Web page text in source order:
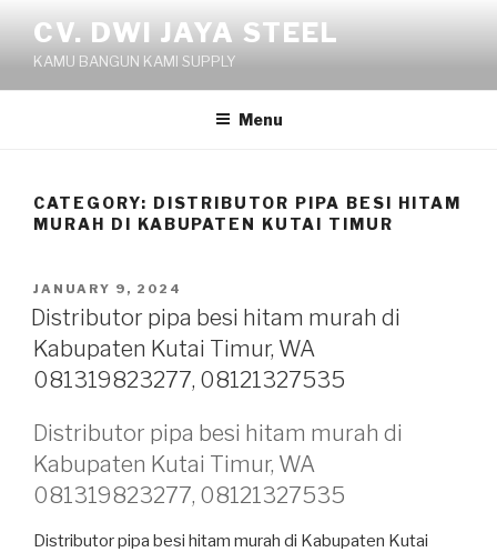
content
CV. DWI JAYA STEEL
KAMU BANGUN KAMI SUPPLY
Menu
CATEGORY: DISTRIBUTOR PIPA BESI HITAM
MURAH DI KABUPATEN KUTAI TIMUR
POSTED
ON
JANUARY 9, 2024
Distributor pipa besi hitam murah di
Kabupaten Kutai Timur, WA
081319823277, 08121327535
Distributor pipa besi hitam murah di
Kabupaten Kutai Timur, WA
081319823277, 08121327535
Distributor pipa besi hitam murah di Kabupaten Kutai